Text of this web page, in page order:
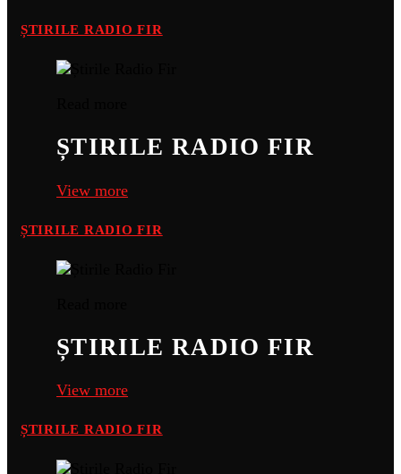
ȘTIRILE RADIO FIR
ȘTIRILE RADIO FIR
View more
ȘTIRILE RADIO FIR
ȘTIRILE RADIO FIR
View more
ȘTIRILE RADIO FIR